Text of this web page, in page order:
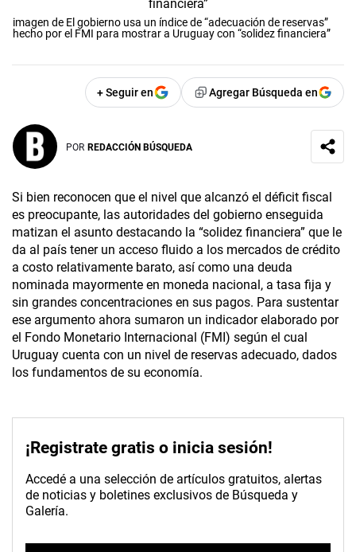
imagen de El gobierno usa un índice de “adecuación de reservas”
hecho por el FMI para mostrar a Uruguay con “solidez financiera”
+ Seguir en Agregar Búsqueda en
POR REDACCIÓN BÚSQUEDA
Si bien reconocen que el nivel que alcanzó el déficit fiscal
es preocupante, las autoridades del gobierno enseguida
matizan el asunto destacando la “solidez financiera” que le
da al país tener un acceso fluido a los mercados de crédito
a costo relativamente barato, así como una deuda
nominada mayormente en moneda nacional, a tasa fija y
sin grandes concentraciones en sus pagos. Para sustentar
ese argumento ahora sumaron un indicador elaborado por
el Fondo Monetario Internacional (FMI) según el cual
Uruguay cuenta con un nivel de reservas adecuado, dados
los fundamentos de su economía.
¡Registrate gratis o inicia sesión!
Accedé a una selección de artículos gratuitos, alertas
de noticias y boletines exclusivos de Búsqueda y
Galería.